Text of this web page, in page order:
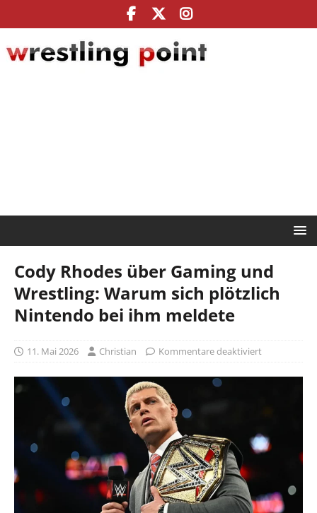
Cody Rhodes über Gaming und
Wrestling: Warum sich plötzlich
Nintendo bei ihm meldete
11. Mai 2026 Christian Kommentare deaktiviert